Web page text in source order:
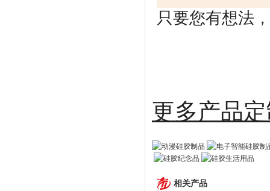
只要您有想法
更多
相关产品